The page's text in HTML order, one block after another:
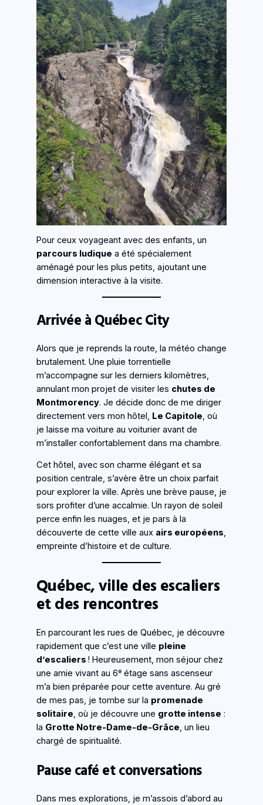
Pour ceux voyageant avec des enfants, un
parcours ludique a été spécialement
aménagé pour les plus petits, ajoutant une
dimension interactive à la visite.
Arrivée à Québec City
Alors que je reprends la route, la météo change
brutalement. Une pluie torrentielle
m’accompagne sur les derniers kilomètres,
annulant mon projet de visiter les chutes de
Montmorency. Je décide donc de me diriger
directement vers mon hôtel, Le Capitole, où
je laisse ma voiture au voiturier avant de
m’installer confortablement dans ma chambre.
Cet hôtel, avec son charme élégant et sa
position centrale, s’avère être un choix parfait
pour explorer la ville. Après une brève pause, je
sors profiter d’une accalmie. Un rayon de soleil
perce enfin les nuages, et je pars à la
découverte de cette ville aux airs européens,
empreinte d’histoire et de culture.
Québec, ville des escaliers
et des rencontres
En parcourant les rues de Québec, je découvre
rapidement que c’est une ville pleine
d’escaliers ! Heureusement, mon séjour chez
une amie vivant au 6ᵉ étage sans ascenseur
m’a bien préparée pour cette aventure. Au gré
de mes pas, je tombe sur la promenade
solitaire, où je découvre une grotte intense :
la Grotte Notre-Dame-de-Grâce, un lieu
chargé de spiritualité.
Pause café et conversations
Dans mes explorations, je m’assois d’abord au